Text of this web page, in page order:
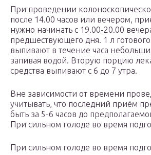
При проведении
после 14.00 часов или вечером,
нужно начинать с 19.00-20.00
предшествующего дня. 1 л
выпивают в течение часа
запивая водой. Вторую порцию
средства выпивают с 6 до 7 утра.
Вне зависимости от времени
учитывать, что последний приём
быть за 5-6 часов до
При сильном голоде во время
При сильном голоде во время